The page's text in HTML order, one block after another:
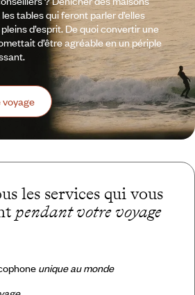
tables qui feront parler d’elles
d’esprit. De quoi convertir une
d’être agréable en un périple
voyage
les services qui vous
pendant votre voyage
unique au monde